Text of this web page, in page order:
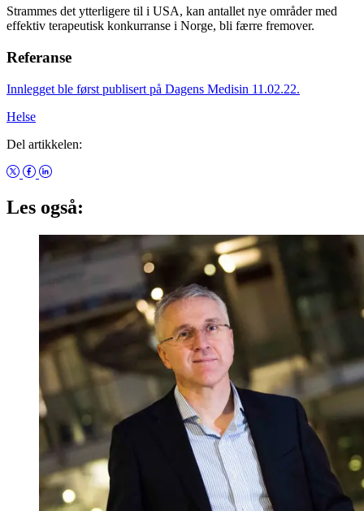
Strammes det ytterligere til i USA, kan antallet nye områder med
effektiv terapeutisk konkurranse i Norge, bli færre fremover.
Referanse
Innlegget ble først publisert på Dagens Medisin 11.02.22.
Helse
Del artikkelen:
Les også: